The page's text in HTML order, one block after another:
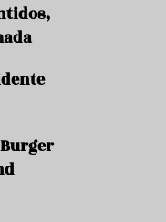
c
e
t
s
l
u
Burger